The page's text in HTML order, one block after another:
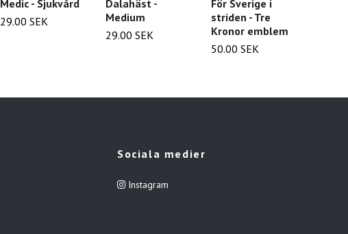
Medic - Sjukvård
29.00 SEK
Dalahäst -
Medium
29.00 SEK
För Sverige i
striden - Tre
Kronor emblem
50.00 SEK
Sociala medier
Instagram